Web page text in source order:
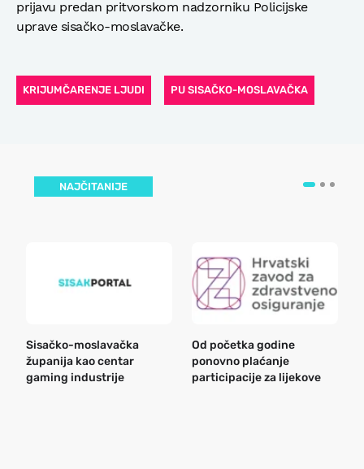
prijavu predan pritvorskom nadzorniku Policijske
uprave sisačko-moslavačke.
KRIJUMČARENJE LJUDI PU SISAČKO-MOSLAVAČKA
NAJČITANIJE
Sisačko-moslavačka
županija kao centar
gaming industrije
Od početka godine
ponovno plaćanje
participacije za lijekove